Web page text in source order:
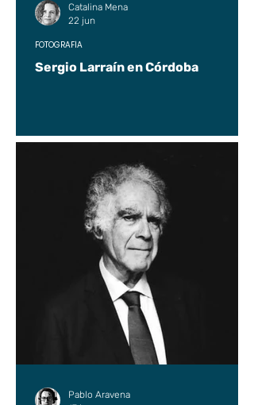
Sergio Larraín en Córdoba
FOTOGRAFÍA
Catalina Mena
22 jun
Pablo Aravena